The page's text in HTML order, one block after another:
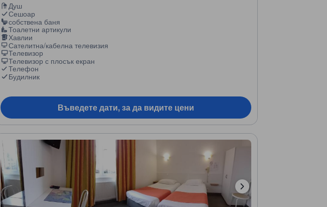
Душ
Сешоар
собствена баня
Тоалетни артикули
Хавлии
Сателитна/кабелна телевизия
Телевизор
Телевизор с плосък екран
Телефон
Будилник
Въведете дати, за да видите цени